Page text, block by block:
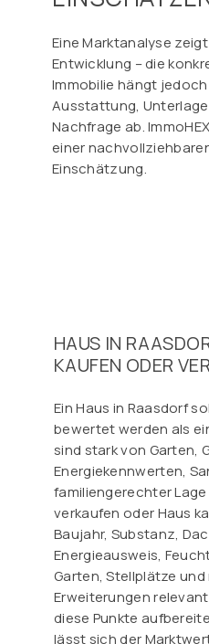
Eine Marktanalyse
Entwicklung – die
Immobilie hängt
Ausstattung,
Nachfrage ab.
einer
Einschätzung.
HAUS IN
KAUFEN ODER
Ein Haus in Raasdorf
bewertet werden als
sind stark von Garten,
Energiekennwerten,
familiengerechter Lage
verkaufen oder Haus
Baujahr, Substanz,
Energieausweis,
Garten, Stellplätze
Erweiterungen
diese Punkte
lässt sich der